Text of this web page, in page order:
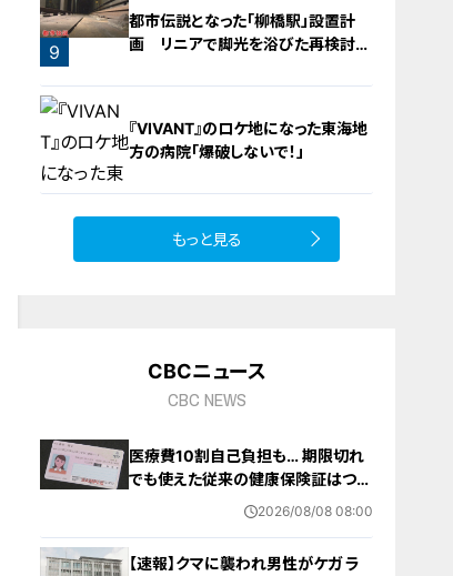
9
都市伝説となった「柳橋駅」設置計
画 リニアで脚光を浴びた再検討の
『VIVANT』のロケ地になった東海地
方の病院「爆破しないで！」
もっと見る
CBCニュース
CBC NEWS
医療費10割自己負担も… 期限切れ
でも使えた従来の健康保険証はつい
に終了 8月以降起こりうるマイナ保
2026/08/08 08:00
【速報】クマに襲われ男性がケガ ラ